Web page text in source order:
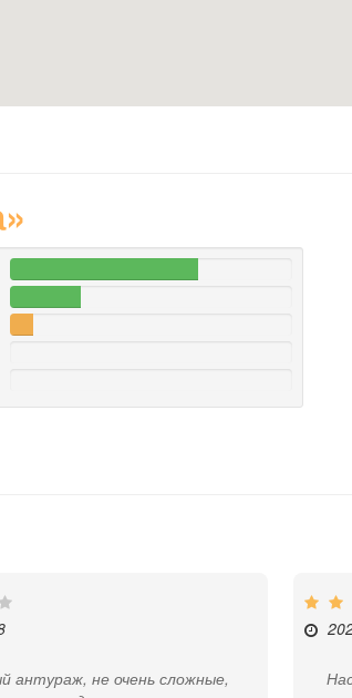
66.666666666667%
25%
8.3333333333333%
антураж, не очень сложные,